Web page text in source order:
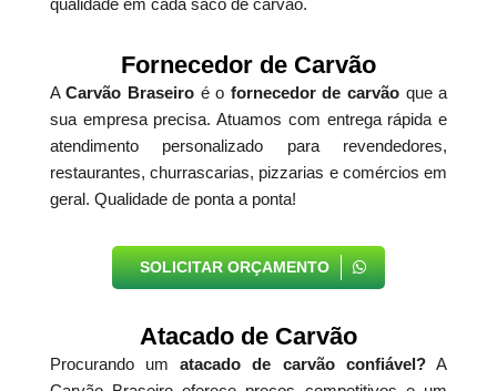
qualidade em cada saco de carvão.
Fornecedor de Carvão
ACarvão Braseiro é o fornecedor de carvão que a
sua empresa precisa. Atuamos com entrega rápida e
atendimento personalizado para revendedores,
restaurantes, churrascarias, pizzarias e comércios em
geral. Qualidade de ponta a ponta!
SOLICITAR ORÇAMENTO
Atacado de Carvão
Procurando umatacado de carvão confiável?A